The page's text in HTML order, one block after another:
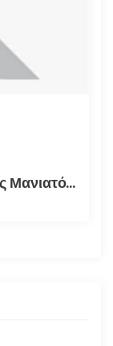
Περσινά Ξινά Σταφύλια: Κώστας Μανιατόπουλος “Αυτοσκατατροφή”, Έκθεση 2018